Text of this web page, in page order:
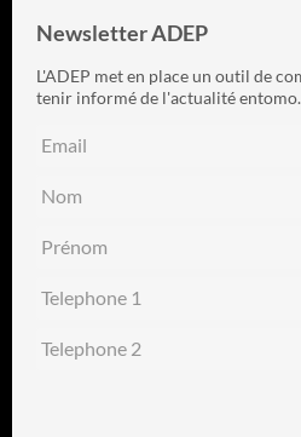
Newsletter ADEP
L'ADEP met en place un outil de
tenir informé de l'actualité entomo.